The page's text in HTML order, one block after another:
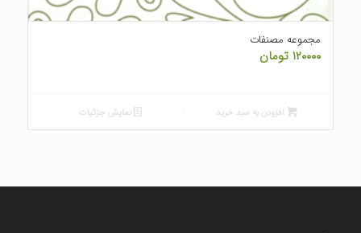
مجموعه مصنفات
۱۲۰۰۰۰ تومان
افزودن به سبد خرید نمایش جزئیات